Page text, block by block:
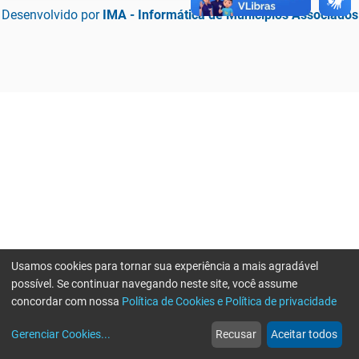
Desenvolvido por IMA - Informática de Municípios Associados
web
Notícias
more_horiz
Mais
Usamos cookies para tornar sua experiência a mais agradável
possível. Se continuar navegando neste site, você assume
concordar com nossa Política de Cookies e Política de privacidade
Gerenciar Cookies... Recusar Aceitar todos
Erro ao enviar informações, por favor tente novamente